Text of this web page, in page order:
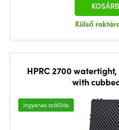
Külső
HPRC 2700
with
Ingyenes szállítás